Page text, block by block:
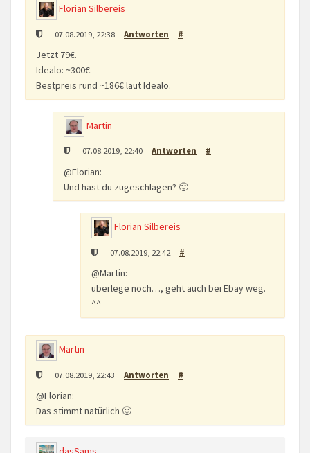
Florian Silbereis
07.08.2019, 22:38 Antworten #
Jetzt 79€.
Idealo: ~300€.
Bestpreis rund ~186€ laut Idealo.
Martin
07.08.2019, 22:40 Antworten #
@Florian:
Und hast du zugeschlagen? 🙂
Florian Silbereis
07.08.2019, 22:42 #
@Martin:
überlege noch…, geht auch bei Ebay weg.
^^
Martin
07.08.2019, 22:43 Antworten #
@Florian:
Das stimmt natürlich 🙂